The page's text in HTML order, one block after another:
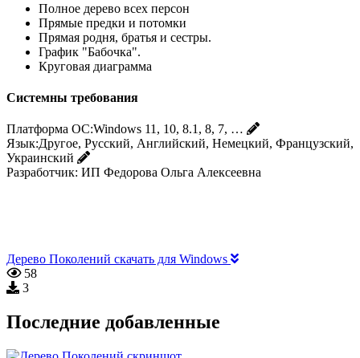
Полное дерево всех персон
Прямые предки и потомки
Прямая родня, братья и сестры.
График "Бабочка".
Круговая диаграмма
Системны требования
Платформа ОС:Windows 11, 10, 8.1, 8, 7, …
Язык:Другое, Русский, Английский, Немецкий, Французский,
Украинский
Разработчик: ИП Федорова Ольга Алексеевна
Дерево Поколений скачать для Windows
58
3
Последние добавленные